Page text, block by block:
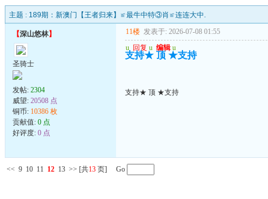
主题 : 189期：新澳门【王者归来】≌最牛中特③肖≌连连大中.
【深山悠林】
圣骑士
发帖: 2304
威望: 20508 点
铜币: 10386 枚
贡献值: 0 点
好评度: 0 点
11楼 发表于: 2026-07-08 01:55
u 回复 u 编辑 u
支持★ 顶 ★支持
支持★ 顶 ★支持
<< 9 10 11 12 13 >> [共13 页] Go